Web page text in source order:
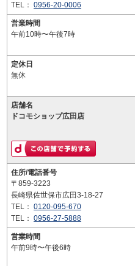
TEL： 0956-20-0006
営業時間
午前10時〜午後7時
定休日
無休
店舗名
ドコモショップ広田店
住所/電話番号
〒859-3223
長崎県佐世保市広田3-18-27
TEL： 0120-095-670
TEL： 0956-27-5888
営業時間
午前9時〜午後6時